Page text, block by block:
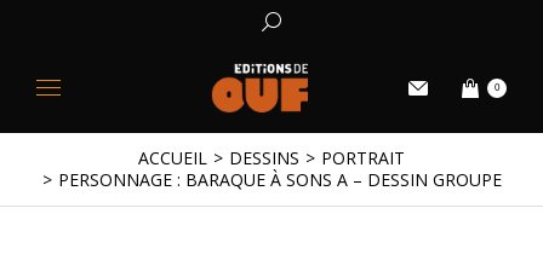
0
Vous êtes ici :ACCUEIL DESSINS
PORTRAIT
PERSONNAGE : BARAQUE À SONS A – DESSIN GROUPE 4